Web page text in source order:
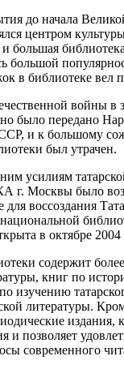
до начала
центром
и большая
большой
в библиотеке вел
войны в
было передано
и к большому
был утрачен.
усилиям
г. Москвы было
для воссоздания
в октябре 2004
содержит
книг по
изучению
литературы.
издания,
и позволяет
современного